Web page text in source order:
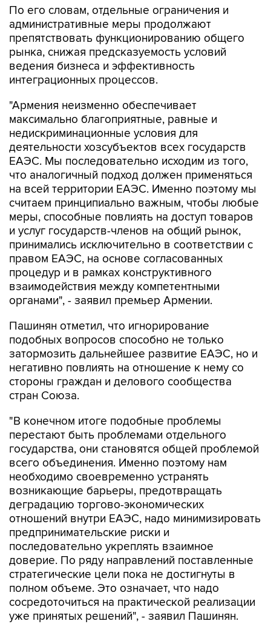
По его словам, отдельные ограничения и
административные меры продолжают
препятствовать функционированию общего
рынка, снижая предсказуемость условий
ведения бизнеса и эффективность
интеграционных процессов.
"Армения неизменно обеспечивает
максимально благоприятные, равные и
недискриминационные условия для
деятельности хозсубъектов всех государств
ЕАЭС. Мы последовательно исходим из того,
что аналогичный подход должен применяться
на всей территории ЕАЭС. Именно поэтому мы
считаем принципиально важным, чтобы любые
меры, способные повлиять на доступ товаров
и услуг государств-членов на общий рынок,
принимались исключительно в соответствии с
правом ЕАЭС, на основе согласованных
процедур и в рамках конструктивного
взаимодействия между компетентными
органами", - заявил премьер Армении.
Пашинян отметил, что игнорирование
подобных вопросов способно не только
затормозить дальнейшее развитие ЕАЭС, но и
негативно повлиять на отношение к нему со
стороны граждан и делового сообщества
стран Союза.
"В конечном итоге подобные проблемы
перестают быть проблемами отдельного
государства, они становятся общей проблемой
всего объединения. Именно поэтому нам
необходимо своевременно устранять
возникающие барьеры, предотвращать
деградацию торгово-экономических
отношений внутри ЕАЭС, надо минимизировать
предпринимательские риски и
последовательно укреплять взаимное
доверие. По ряду направлений поставленные
стратегические цели пока не достигнуты в
полном объеме. Это означает, что надо
сосредоточиться на практической реализации
уже принятых решений", - заявил Пашинян.